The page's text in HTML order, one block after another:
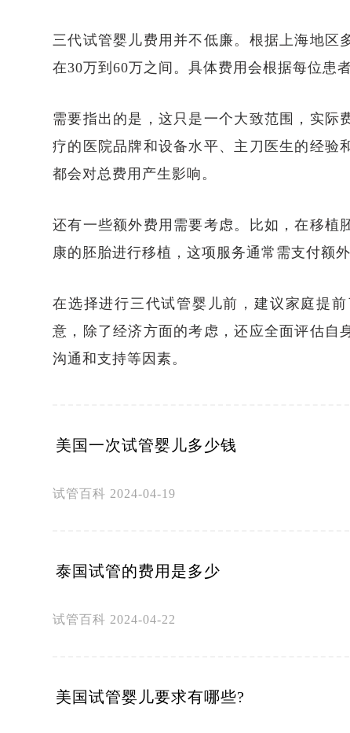
三代试管婴儿费用并不低廉。根据上海地区
在30万到60万之间。具体费用会根据每位患
需要指出的是，这只是一个大致范围，实际
疗的医院品牌和设备水平、主刀医生的经验
都会对总费用产生影响。
还有一些额外费用需要考虑。比如，在移植
康的胚胎进行移植，这项服务通常需支付额外
在选择进行三代试管婴儿前，建议家庭提
意，除了经济方面的考虑，还应全面评估自
沟通和支持等因素。
美国一次试管婴儿多少钱
试管百科 2024-04-19
泰国试管的费用是多少
试管百科 2024-04-22
美国试管婴儿要求有哪些?